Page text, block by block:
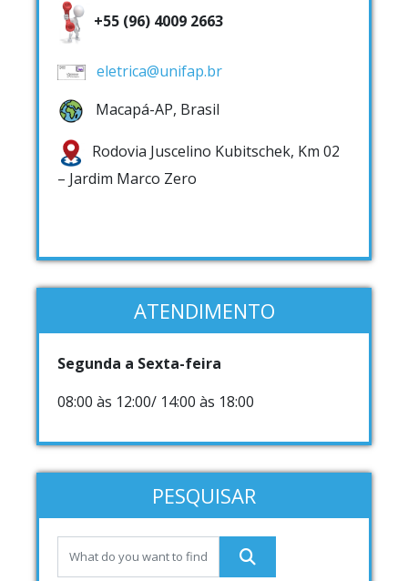
+55 (96) 4009 2663
eletrica@unifap.br
Macapá-AP, Brasil
Rodovia Juscelino Kubitschek, Km 02
– Jardim Marco Zero
ATENDIMENTO
Segunda a Sexta-feira
08:00 às 12:00/ 14:00 às 18:00
PESQUISAR